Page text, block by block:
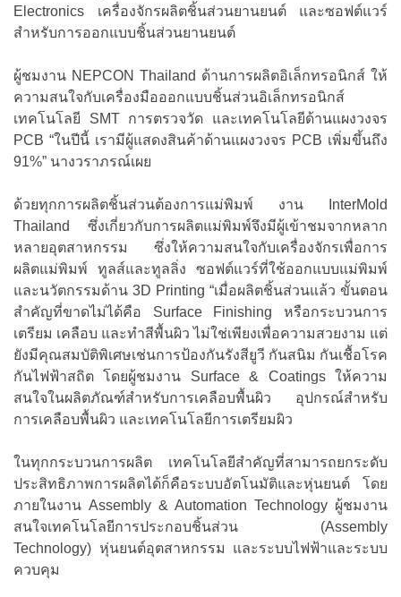
Electronics เครื่องจักรผลิตชิ้นส่วนยานยนต์ และซอฟต์แวร์
สำหรับการออกแบบชิ้นส่วนยานยนต์
ผู้ชมงาน NEPCON Thailand ด้านการผลิตอิเล็กทรอนิกส์ ให้
ความสนใจกับเครื่องมือออกแบบชิ้นส่วนอิเล็กทรอนิกส์
เทคโนโลยี SMT การตรวจวัด และเทคโนโลยีด้านแผงวงจร
PCB “ในปีนี้ เรามีผู้แสดงสินค้าด้านแผงวงจร PCB เพิ่มขึ้นถึง
91%” นางวราภรณ์เผย
ด้วยทุกการผลิตชิ้นส่วนต้องการแม่พิมพ์ งาน InterMold
Thailand ซึ่งเกี่ยวกับการผลิตแม่พิมพ์จึงมีผู้เข้าชมจากหลาก
หลายอุตสาหกรรม ซึ่งให้ความสนใจกับเครื่องจักรเพื่อการ
ผลิตแม่พิมพ์ ทูลส์และทูลลิ่ง ซอฟต์แวร์ที่ใช้ออกแบบแม่พิมพ์
และนวัตกรรมด้าน 3D Printing “เมื่อผลิตชิ้นส่วนแล้ว ขั้นตอน
สำคัญที่ขาดไม่ได้คือ Surface Finishing หรือกระบวนการ
เตรียม เคลือบ และทำสีพื้นผิว ไม่ใช่เพียงเพื่อความสวยงาม แต่
ยังมีคุณสมบัติพิเศษเช่นการป้องกันรังสียูวี กันสนิม กันเชื้อโรค
กันไฟฟ้าสถิต โดยผู้ชมงาน Surface & Coatings ให้ความ
สนใจในผลิตภัณฑ์สำหรับการเคลือบพื้นผิว อุปกรณ์สำหรับ
การเคลือบพื้นผิว และเทคโนโลยีการเตรียมผิว
ในทุกกระบวนการผลิต เทคโนโลยีสำคัญที่สามารถยกระดับ
ประสิทธิภาพการผลิตได้ก็คือระบบอัตโนมัติและหุ่นยนต์ โดย
ภายในงาน Assembly & Automation Technology ผู้ชมงาน
สนใจเทคโนโลยีการประกอบชิ้นส่วน (Assembly
Technology) หุ่นยนต์อุตสาหกรรม และระบบไฟฟ้าและระบบ
ควบคุม